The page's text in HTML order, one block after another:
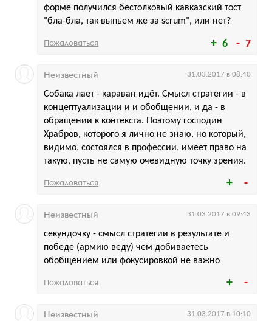
6 7
форме получился бестолковый кавказский тост
"бла-бла, так выпьем же за scrum", или нет?
Пожаловаться
Собака лает - караван идёт. Смысл стратегии - в
концептуализации и и обобщении, и да - в
обращении к контекста. Поэтому господин
Храбров, которого я лично не знаю, но который,
видимо, состоялся в профессии, имеет право на
такую, пусть не самую очевидную точку зрения.
Неизвестный 31.03.2017 в 08:40
Пожаловаться
секундочку - смысл стратегии в результате и
победе (армию веду) чем добиваетесь
обобщением или фокусировкой не важно
Неизвестный 31.03.2017 в 09:43
Пожаловаться
Неизвестный 31.03.2017 в 10:10